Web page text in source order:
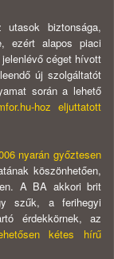
biztonsága,
ezért alapos piaci
céget hívott
új szolgáltatót
során a lehető
hoz eljuttatott
nyarán győztesen
köszönhetően,
A BA akkori brit
szűk, a ferihegyi
érdekkörnek, az
kétes hírű